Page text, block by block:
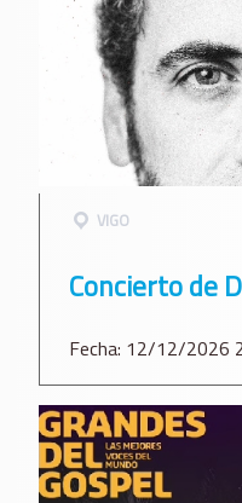
VIGO
Concierto de
Fecha: 12/12/2026